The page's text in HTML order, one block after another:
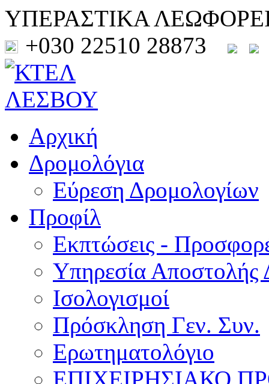
ΥΠΕΡΑΣΤΙΚΑ
+030 22510 28873
Αρχική
Δρομολόγια
Εύρεση Δρομολογίων
Προφίλ
Εκπτώσεις -
Υπηρεσία Αποστολής
Ισολογισμοί
Πρόσκληση Γεν. Συν.
Ερωτηματολόγιο